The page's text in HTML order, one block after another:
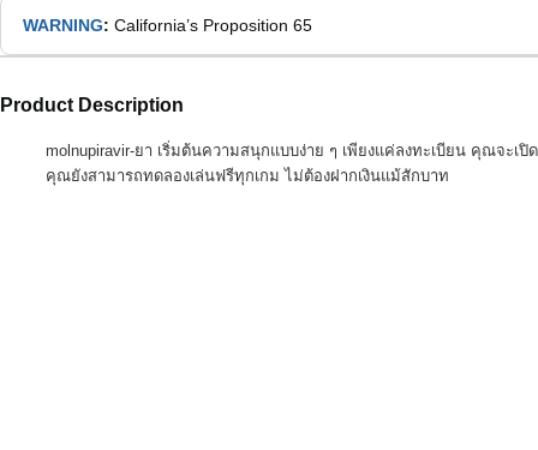
WARNING: California’s Proposition 65
Product Description
molnupiravir-ยา เริ่มต้นความสนุกแบบง่าย ๆ เพียงแค่ลงทะเบียน คุณจะ
คุณยังสามารถทดลองเล่นฟรีทุกเกม ไม่ต้องฝากเงินแม้สักบาท